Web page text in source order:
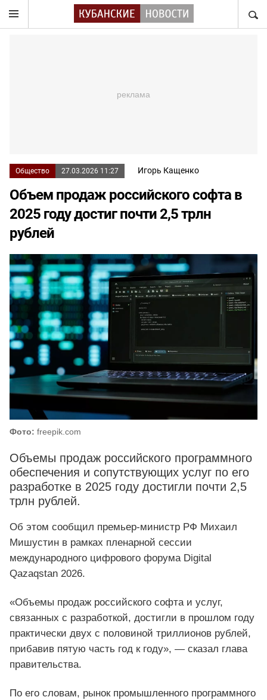
Общество 27.03.2026 11:27 Игорь Кащенко
Объем продаж российского софта в
2025 году достиг почти 2,5 трлн
рублей
Фото: freepik.com
Объемы продаж российского программного
обеспечения и сопутствующих услуг по его
разработке в 2025 году достигли почти 2,5
трлн рублей.
Об этом сообщил премьер-министр РФ Михаил
Мишустин в рамках пленарной сессии
международного цифрового форума Digital
Qazaqstan 2026.
«Объемы продаж российского софта и услуг,
связанных с разработкой, достигли в прошлом году
практически двух с половиной триллионов рублей,
прибавив пятую часть год к году», — сказал глава
правительства.
По его словам, рынок промышленного программного